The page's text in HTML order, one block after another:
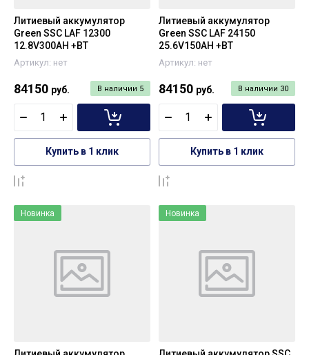
Литиевый аккумулятор
Green SSC LAF 12300
12.8V300AH +BT
Артикул: нет
В наличии 5
84150 руб.
Купить в 1 клик
Литиевый аккумулятор
Green SSC LAF 24150
25.6V150AH +BT
Артикул: нет
В наличии 30
84150 руб.
Купить в 1 клик
Новинка Новинка